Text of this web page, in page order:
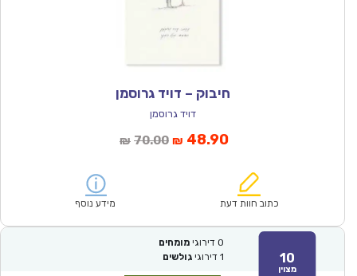
חיבוק – דויד גרוסמן
דויד גרוסמן
₪ 70.00המחיר
₪70.00.
₪ 48.90המחיר
הוא:
כתוב חוות דעת מידע נוסף
10
מצוין
0 דירוגי מומחים
1 דירוגי גולשים